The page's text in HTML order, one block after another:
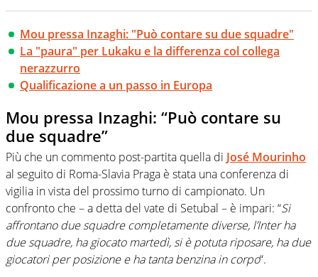
Mou pressa Inzaghi: "Può contare su due squadre"
La "paura" per Lukaku e la differenza col collega
nerazzurro
Qualificazione a un passo in Europa
Mou pressa Inzaghi: “Può contare su
due squadre”
Più che un commento post-partita quella di José Mourinho
al seguito di Roma-Slavia Praga è stata una conferenza di
vigilia in vista del prossimo turno di campionato. Un
confronto che – a detta del vate di Setubal – è impari: “Si
affrontano due squadre completamente diverse, l’Inter ha
due squadre, ha giocato martedì, si è potuta riposare, ha due
giocatori per posizione e ha tanta benzina in corpo“.